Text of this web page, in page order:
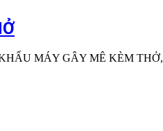
MÁY GÂY MÊ KÈM THỞ,